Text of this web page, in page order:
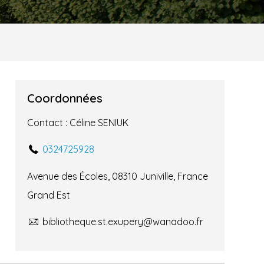
Coordonnées
Contact : Céline SENIUK
0324725928
Avenue des Écoles, 08310 Juniville, France
Grand Est
bibliotheque.st.exupery@wanadoo.fr